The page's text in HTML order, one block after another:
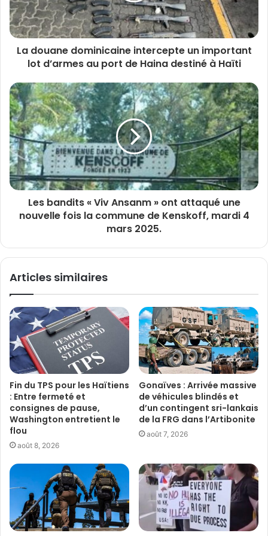
La douane dominicaine intercepte un important
lot d’armes au port de Haina destiné à Haïti
Les bandits « Viv Ansanm » ont attaqué une
nouvelle fois la commune de Kenskoff, mardi 4
mars 2025.
Articles similaires
Fin du TPS pour les Haïtiens
: Entre fermeté et
consignes de pause,
Washington entretient le
flou
août 8, 2026
Gonaïves : Arrivée massive
de véhicules blindés et
d’un contingent sri-lankais
de la FRG dans l’Artibonite
août 7, 2026